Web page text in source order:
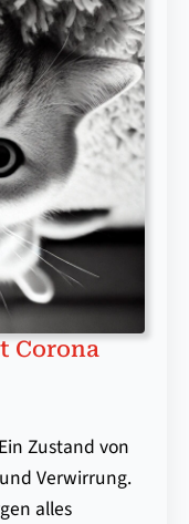
Corona
Zustand von
Verwirrung.
alles